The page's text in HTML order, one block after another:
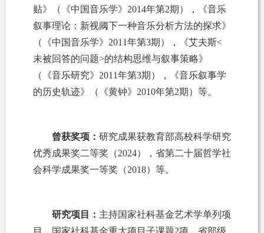
贴》（《中国音乐学》 2014年第2期），《音乐
叙事理论：新视阈下一种音乐分析方法的探求》
（《中国音乐学》 2011年第3期），《艾夫斯<
未被回答的问题>的结构思维与叙事策略》
（《音乐研究》 2011年第3期），《音乐叙事学
的历史轨迹》（《黄钟》 2010年第2期）等。
曾获奖项： 研究成果获教育部高校科学研究
优秀成果奖二等奖（2024），省第二十届哲学社
会科学成果奖一等奖（2018）等。
研究项目： 主持国家社科基金艺术学单列项
目，国家社科基金重大项目子课题2项，省部级